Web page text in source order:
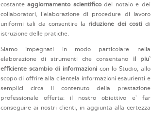
costanteaggiornamento scientificodel notaio e dei
collaboratori, l’elaborazione di procedure di lavoro
uniformi tali da consentire la riduzione dei costidi
istruzione delle pratiche.
Siamo impegnati in modo particolare nella
elaborazione di strumenti che consentano il piu`
efficiente scambio di informazionicon lo Studio, allo
scopo di offrire alla clientela informazioni esaurienti e
semplici circa il contenuto della prestazione
professionale offerta: il nostro obiettivo e` far
conseguire ai nostri clienti, in aggiunta alla certezza